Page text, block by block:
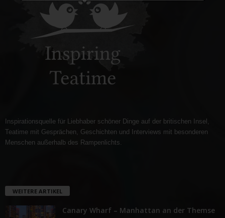
Inspirationsquelle für Liebhaber schöner Dinge auf der britischen Insel,
Teatime mit Gesprächen, Geschichten und Interviews mit besonderen
Menschen außerhalb des Rampenlichts.
WEITERE ARTIKEL
Canary Wharf – Manhattan an der Themse